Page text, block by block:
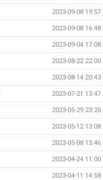
2023-09-08 19:57
2023-09-08 16:48
2023-09-04 17:08
2023-08-22 22:00
2023-08-14 20:43
2023-07-21 13:47
2023-05-29 23:20
2023-05-12 13:08
2023-05-08 15:46
2023-04-24 11:00
2023-04-11 14:58